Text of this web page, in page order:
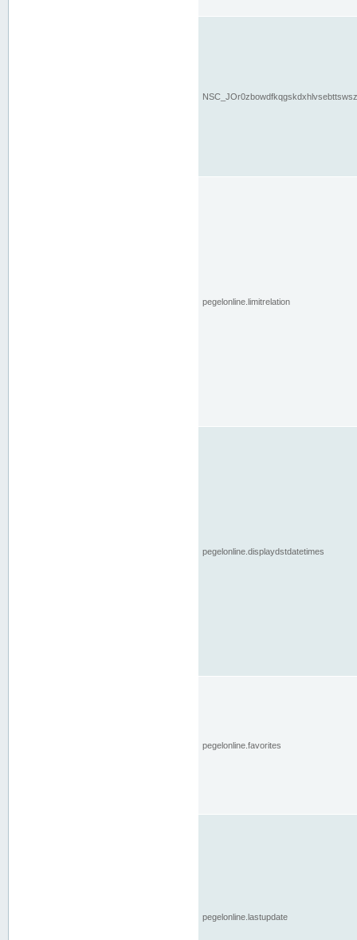
pegelonline.limitrelation
pegelonline.displaydstdatetimes
pegelonline.favorites
pegelonline.lastupdate